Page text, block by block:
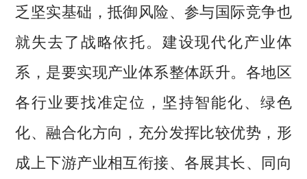
乏坚实基础，抵御风险、参与国际竞争也
就失去了战略依托。建设现代化产业体
系，是要实现产业体系整体跃升。各地区
各行业要找准定位，坚持智能化、绿色
化、融合化方向，充分发挥比较优势，形
成上下游产业相互衔接、各展其长、同向